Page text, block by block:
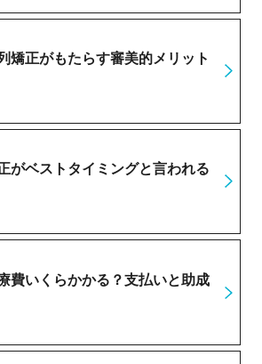
矯正がもたらす審美的メリット
がベストタイミングと言われる
費いくらかかる？支払いと助成